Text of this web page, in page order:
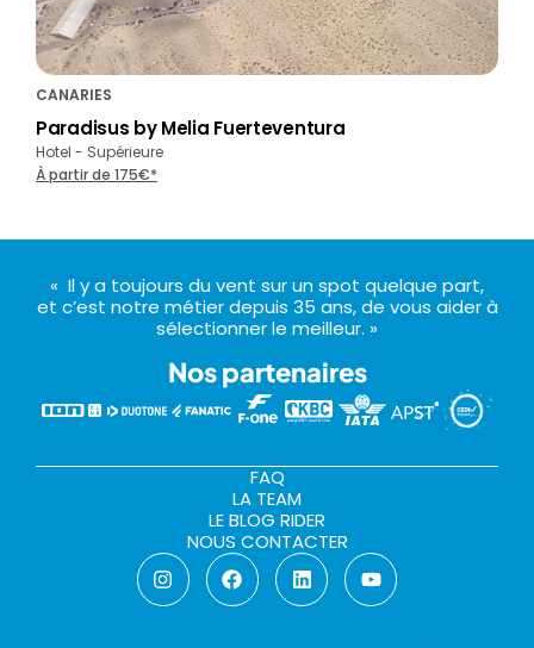
CANARIES
Paradisus by Melia Fuerteventura
Hotel - Supérieure
À partir de 175€*
« Il y a toujours du vent sur un spot quelque part,
et c’est notre métier depuis 35 ans, de vous aider à
sélectionner le meilleur. »
Nos partenaires
FAQ
LA TEAM
LE BLOG RIDER
NOUS CONTACTER